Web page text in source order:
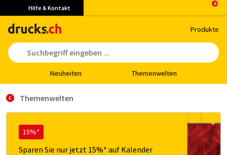
Hilfe & Kontakt
Pro­duk­te
Neu­hei­ten The­men­wel­ten
Themenwelten
15%*
Sparen Sie nur jetzt 15%* auf Kalender